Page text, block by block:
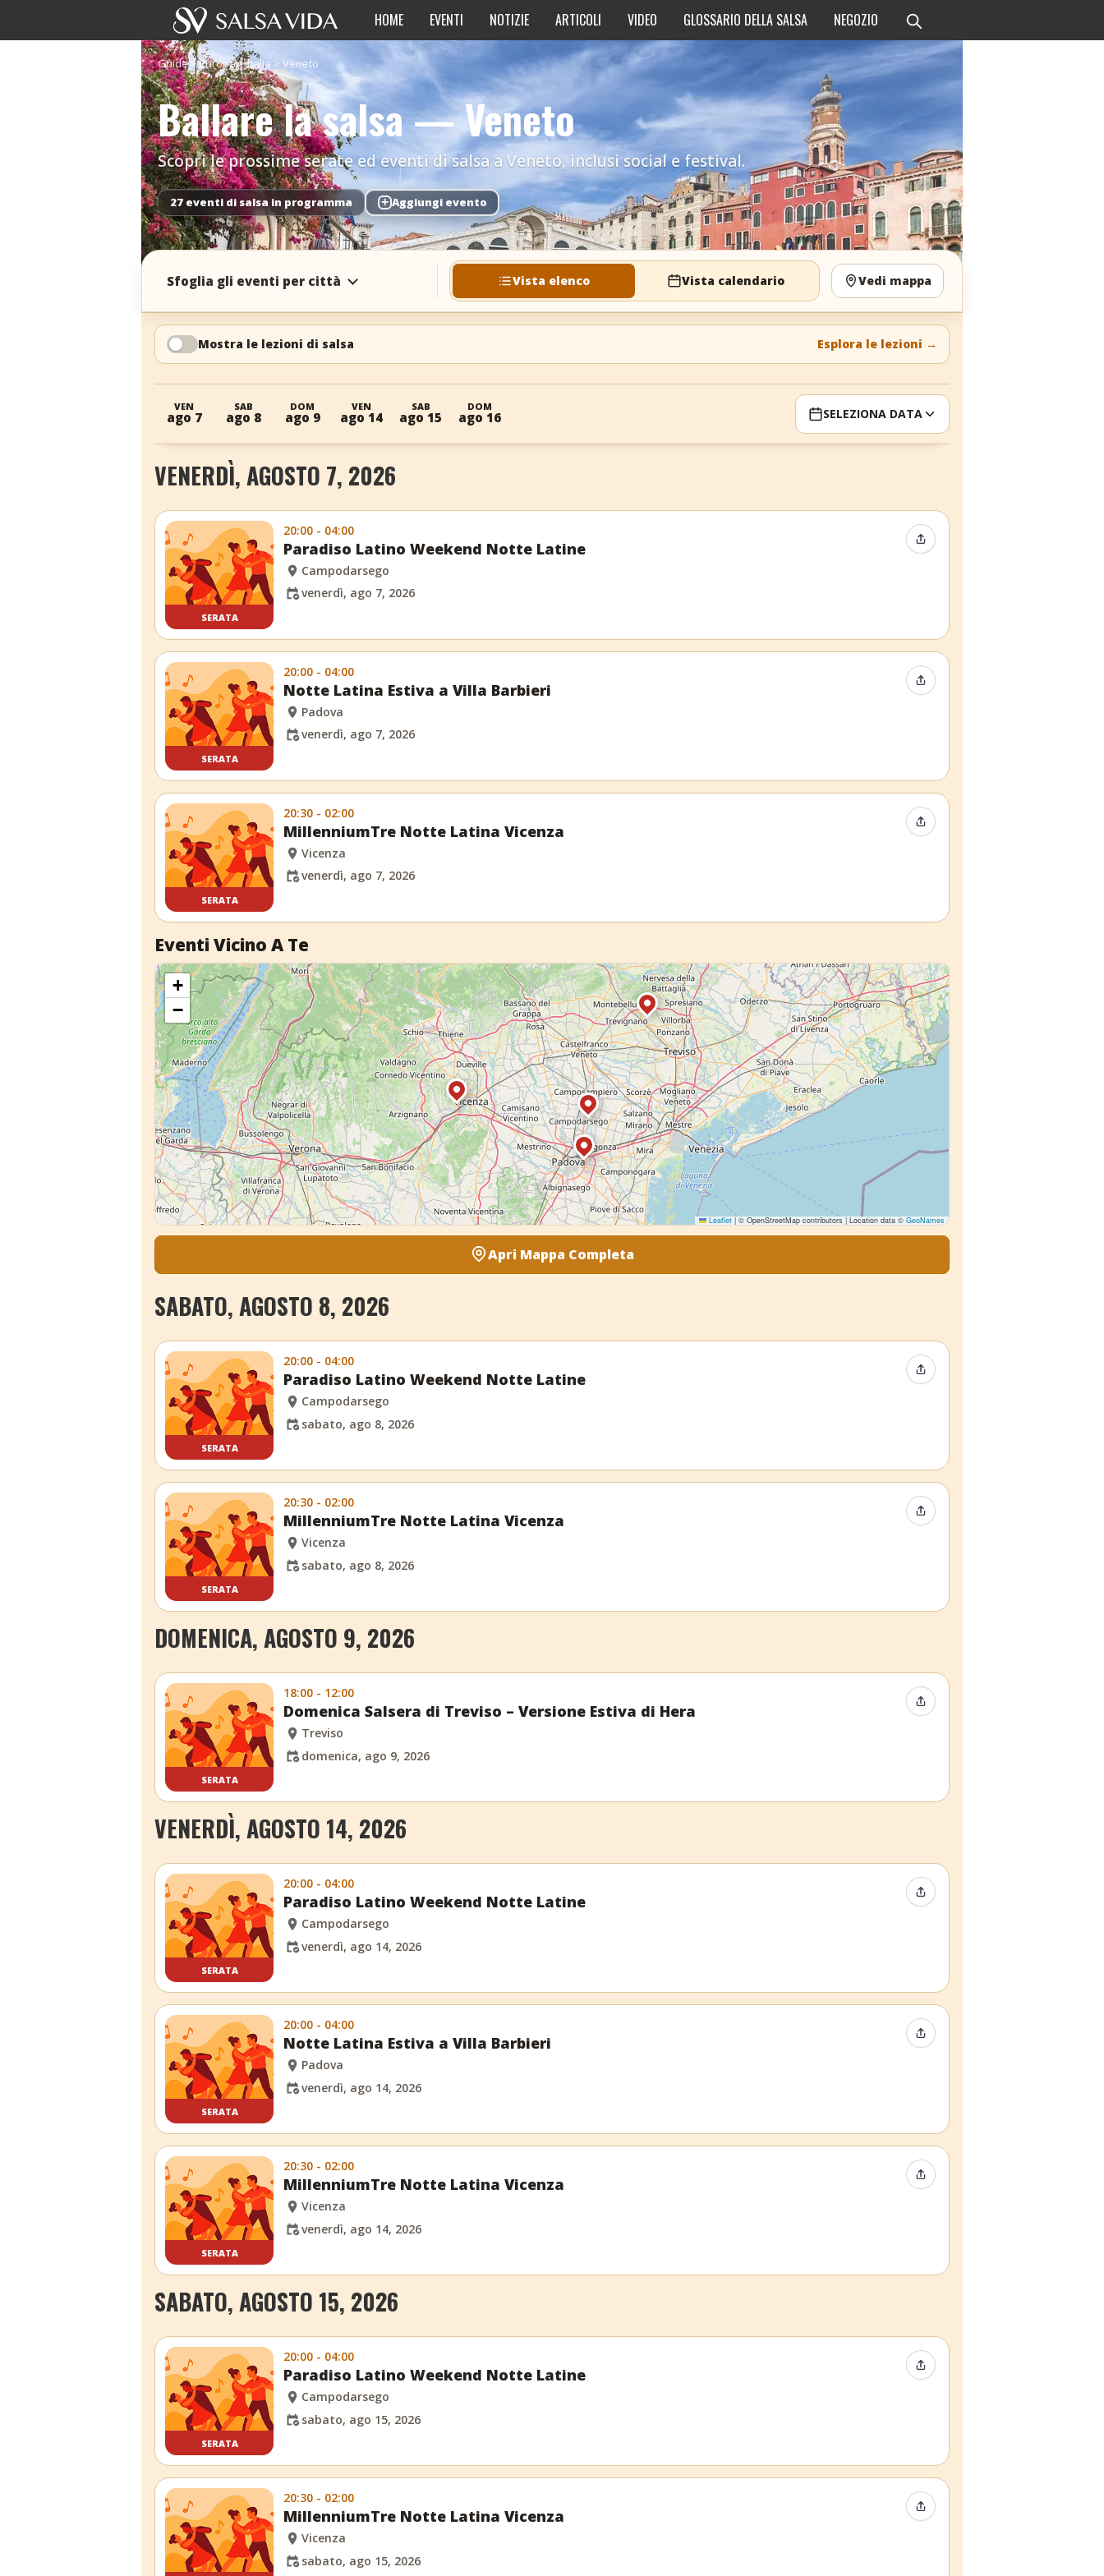
HOME EVENTI NOTIZIE ARTICOLI VIDEO GLOSSARIO DELLA SALSA NEGOZIO
Guide>Europa>Italia > Veneto
Ballare la salsa — Veneto
Scopri le prossime serate ed eventi di salsa a Veneto, inclusi social e festival.
27 eventi di salsa in programma + Aggiungi evento
Sfoglia gli eventi per città Vista elenco Vista calendario Vedi mappa
Mostra le lezioni di salsa Esplora le lezioni →
VEN
ago 7
SAB
ago 8
DOM
ago 9
VEN
ago 14
SAB
ago 15
DOM
ago 16 SELEZIONA DATA
VENERDÌ, AGOSTO 7, 2026
SERATA
20:00 - 04:00
Paradiso Latino Weekend Notte Latine
Campodarsego
venerdì, ago 7, 2026
Condividi evento
SERATA
20:00 - 04:00
Notte Latina Estiva a Villa Barbieri
Padova
venerdì, ago 7, 2026
Condividi evento
SERATA
20:30 - 02:00
MillenniumTre Notte Latina Vicenza
Vicenza
venerdì, ago 7, 2026
Condividi evento
Eventi Vicino A Te
+
−
Leaflet |© OpenStreetMap contributors | Location data ©GeoNames
Apri Mappa Completa
SABATO, AGOSTO 8, 2026
SERATA
20:00 - 04:00
Paradiso Latino Weekend Notte Latine
Campodarsego
sabato, ago 8, 2026
Condividi evento
SERATA
20:30 - 02:00
MillenniumTre Notte Latina Vicenza
Vicenza
sabato, ago 8, 2026
Condividi evento
DOMENICA, AGOSTO 9, 2026
SERATA
18:00 - 12:00
Domenica Salsera di Treviso – Versione Estiva di Hera
Treviso
domenica, ago 9, 2026
Condividi evento
VENERDÌ, AGOSTO 14, 2026
SERATA
20:00 - 04:00
Paradiso Latino Weekend Notte Latine
Campodarsego
venerdì, ago 14, 2026
Condividi evento
SERATA
20:00 - 04:00
Notte Latina Estiva a Villa Barbieri
Padova
venerdì, ago 14, 2026
Condividi evento
SERATA
20:30 - 02:00
MillenniumTre Notte Latina Vicenza
Vicenza
venerdì, ago 14, 2026
Condividi evento
SABATO, AGOSTO 15, 2026
SERATA
20:00 - 04:00
Paradiso Latino Weekend Notte Latine
Campodarsego
sabato, ago 15, 2026
Condividi evento
20:30 - 02:00
MillenniumTre Notte Latina Vicenza
Vicenza
sabato, ago 15, 2026
Condividi evento